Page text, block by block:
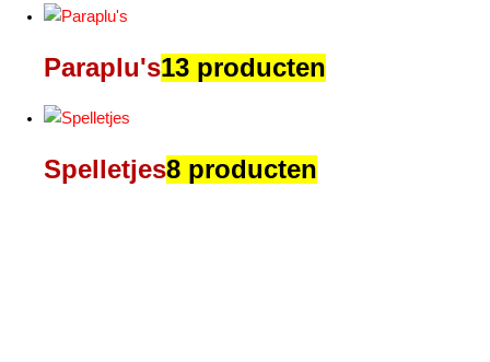
Paraplu's13 producten
Spelletjes8 producten